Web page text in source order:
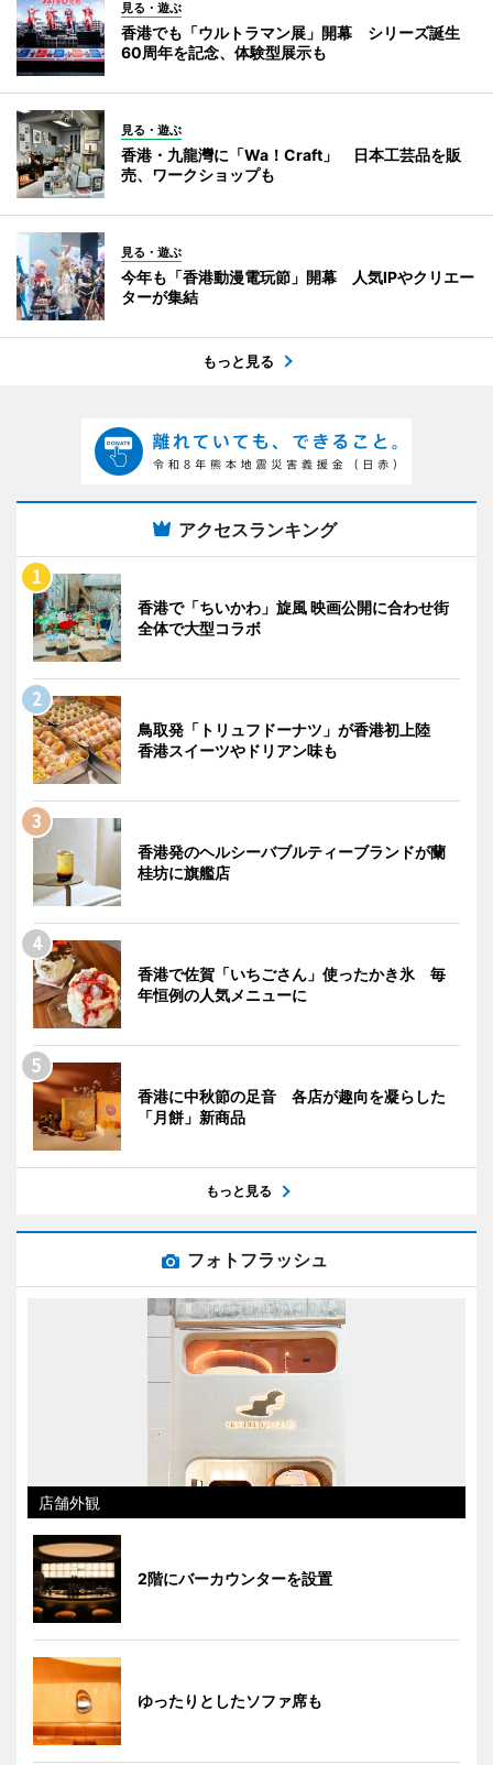
見る・遊ぶ
香港でも「ウルトラマン展」開幕 シリーズ誕生
60周年を記念、体験型展示も
見る・遊ぶ
香港・九龍灣に「Wa！Craft」 日本工芸品を販
売、ワークショップも
見る・遊ぶ
今年も「香港動漫電玩節」開幕 人気IPやクリエー
ターが集結
もっと見る
アクセスランキング
香港で「ちいかわ」旋風 映画公開に合わせ街
全体で大型コラボ
鳥取発「トリュフドーナツ」が香港初上陸
香港スイーツやドリアン味も
香港発のヘルシーバブルティーブランドが蘭
桂坊に旗艦店
香港で佐賀「いちごさん」使ったかき氷 毎
年恒例の人気メニューに
香港に中秋節の足音 各店が趣向を凝らした
「月餅」新商品
もっと見る
フォトフラッシュ
店舗外観
2階にバーカウンターを設置
ゆったりとしたソファ席も